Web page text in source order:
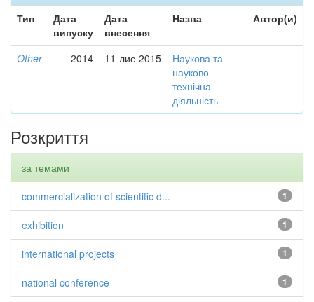
Тип
Дата
випуску
Дата
внесення
Назва Автор(и)
Other 2014 11-лис-2015
Наукова та
науково-
технічна
діяльність
-
Розкриття
за темами
1
commercialization of scientific d...
1
exhibition
1
international projects
1
national conference